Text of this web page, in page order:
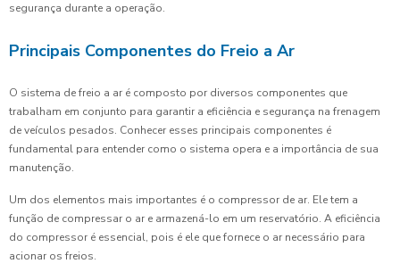
segurança durante a operação.
Principais Componentes do Freio a Ar
O sistema de freio a ar é composto por diversos componentes que
trabalham em conjunto para garantir a eficiência e segurança na frenagem
de veículos pesados. Conhecer esses principais componentes é
fundamental para entender como o sistema opera e a importância de sua
manutenção.
Um dos elementos mais importantes é o compressor de ar. Ele tem a
função de compressar o ar e armazená-lo em um reservatório. A eficiência
do compressor é essencial, pois é ele que fornece o ar necessário para
acionar os freios.